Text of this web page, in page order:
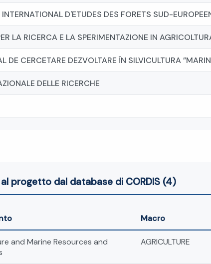
D'ETUDES DES FORETS SUD-
LA RICERCA E LA SPERIMENTAZIONE IN
DE CERCETARE DEZVOLTARE ÎN SILVICULTURA
DELLE RICERCHE
progetto dal database di CORDIS (4)
Macro
and Marine Resources and
AGRICULTURE